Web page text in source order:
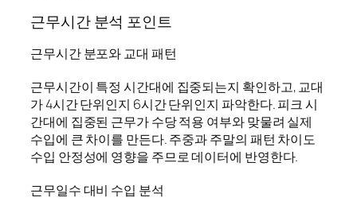
근무시간 분석 포인트
근무시간 분포와 교대 패턴
근무시간이 특정 시간대에 집중되는지 확인하고, 교대
가 4시간 단위인지 6시간 단위인지 파악한다. 피크 시
간대에 집중된 근무가 수당 적용 여부와 맞물려 실제
수입에 큰 차이를 만든다. 주중과 주말의 패턴 차이도
수입 안정성에 영향을 주므로 데이터에 반영한다.
근무일수 대비 수입 분석